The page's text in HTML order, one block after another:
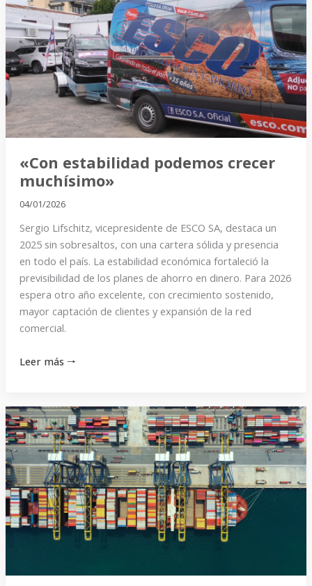
«Con estabilidad podemos crecer
muchísimo»
04/01/2026
Sergio Lifschitz, vicepresidente de ESCO SA, destaca un
2025 sin sobresaltos, con una cartera sólida y presencia
en todo el país. La estabilidad económica fortaleció la
previsibilidad de los planes de ahorro en dinero. Para 2026
espera otro año excelente, con crecimiento sostenido,
mayor captación de clientes y expansión de la red
comercial.
podemos
crecer
muchísimo»
Leer más 🠒
“Estamos
avanzando
en
montar
una
zona
primaria
aduanera
Paraná”